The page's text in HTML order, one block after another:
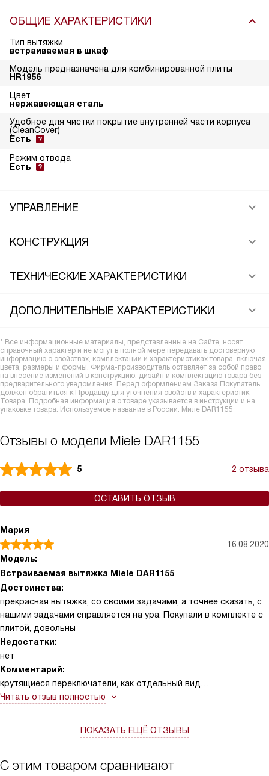
ОБЩИЕ ХАРАКТЕРИСТИКИ
Тип вытяжки
встраиваемая в шкаф
Модель предназначена для комбинированной плиты
HR1956
Цвет
нержавеющая сталь
Удобное для чистки покрытие внутренней части корпуса
(CleanCover)
Есть
Режим отвода
Есть
УПРАВЛЕНИЕ
КОНСТРУКЦИЯ
ТЕХНИЧЕСКИЕ ХАРАКТЕРИСТИКИ
ДОПОЛНИТЕЛЬНЫЕ ХАРАКТЕРИСТИКИ
* Все информационные материалы, представленные на Сайте, носят
справочный характер и не могут в полной мере передавать достоверную
информацию о свойствах, комплектации и характеристиках товара, включая
цвета, размеры и формы. Фирма-производитель оставляет за собой право
на внесение изменений в конструкцию, дизайн и комплектацию товара без
предварительного уведомления. Перед оформлением Заказа Покупатель
должен обратиться к Продавцу для уточнения свойств и характеристик
Товара. Подробная информация о товаре указывается в инструкции и на
упаковке товара. Используемое название в России: Миле DAR1155
Отзывы о модели Miele DAR1155
5 2 отзыва
ОСТАВИТЬ ОТЗЫВ
Мария
16.08.2020
Модель:
Встраиваемая вытяжка Miele DAR1155
Достоинства:
прекрасная вытяжка, со своими задачами, а точнее сказать, с
нашими задачами справляется на ура. Покупали в комплекте с
плитой, довольны
Недостатки:
нет
Комментарий:
крутящиеся переключатели, как отдельный вид
благодарности! Очень стильно и при этом максимально
Читать отзыв полностью
ПОКАЗАТЬ ЕЩЁ ОТЗЫВЫ
С этим товаром сравнивают